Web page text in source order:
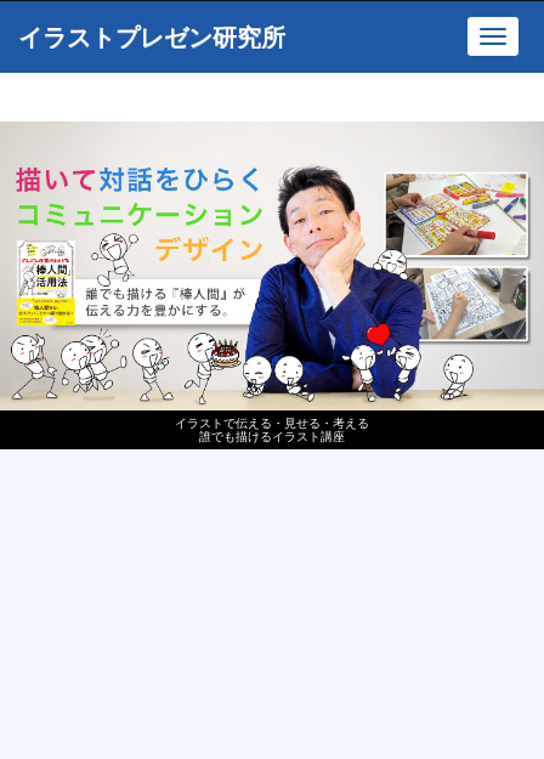
イラストで伝える・見せる・考える
誰でも描けるイラスト講座
イラストプレゼン研究所